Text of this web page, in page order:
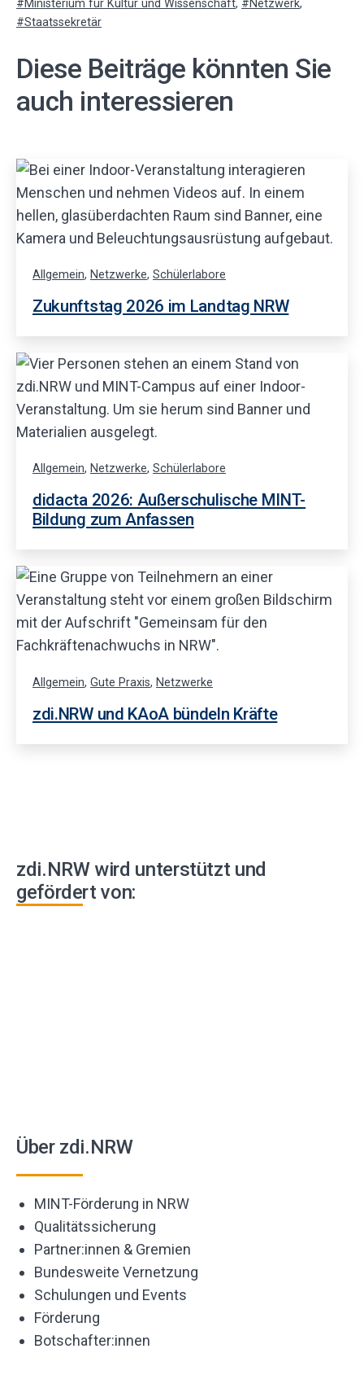
Ministerium für Kultur und Wissenschaft, Netzwerk,
Staatssekretär
Diese Beiträge könnten Sie
auch interessieren
Allgemein, Netzwerke, Schülerlabore
Zukunftstag 2026 im Landtag NRW
Allgemein, Netzwerke, Schülerlabore
didacta 2026: Außerschulische MINT-
Bildung zum Anfassen
Allgemein, Gute Praxis, Netzwerke
zdi.NRW und KAoA bündeln Kräfte
zdi.NRW wird unterstützt und
gefördert von:
Über zdi.NRW
MINT-Förderung in NRW
Qualitätssicherung
Partner:innen & Gremien
Bundesweite Vernetzung
Schulungen und Events
Förderung
Botschafter:innen